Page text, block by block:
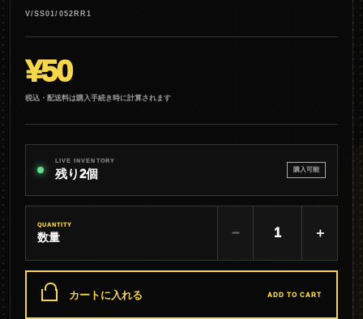
V/SS01/052RR1
¥50
税込・配送料は購入手続き時に計算されます
LIVE INVENTORY
残り2個 購入可能
QUANTITY
数量 − ＋
カートに入れる ADD TO CART